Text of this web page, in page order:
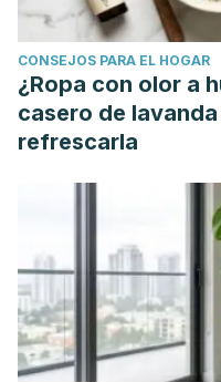
CONSEJOS PARA EL HOGAR
¿Ropa con olor a
casero de
refrescarla